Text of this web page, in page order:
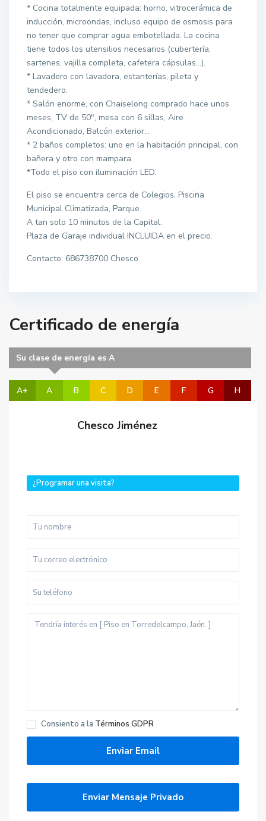
* Cocina totalmente equipada: horno, vitrocerámica de
inducción, microondas, incluso equipo de osmosis para
no tener que comprar agua embotellada. La cocina
tiene todos los utensilios necesarios (cubertería,
sartenes, vajilla completa, cafetera cápsulas…).
* Lavadero con lavadora, estanterías, pileta y
tendedero.
* Salón enorme, con Chaiselong comprado hace unos
meses, TV de 50″, mesa con 6 sillas, Aire
Acondicionado, Balcón exterior…
* 2 baños completos: uno en la habitación principal, con
bañera y otro con mampara.
*Todo el piso con iluminación LED.
El piso se encuentra cerca de Colegios, Piscina
Municipal Climatizada, Parque.
A tan solo 10 minutos de la Capital.
Plaza de Garaje individual INCLUIDA en el precio.
Contacto: 686738700 Chesco
Certificado de energía
A+
Su clase de energía es A
A B C D E F G H
Chesco Jiménez
¿Programar una visita?
Consiento a la Términos GDPR